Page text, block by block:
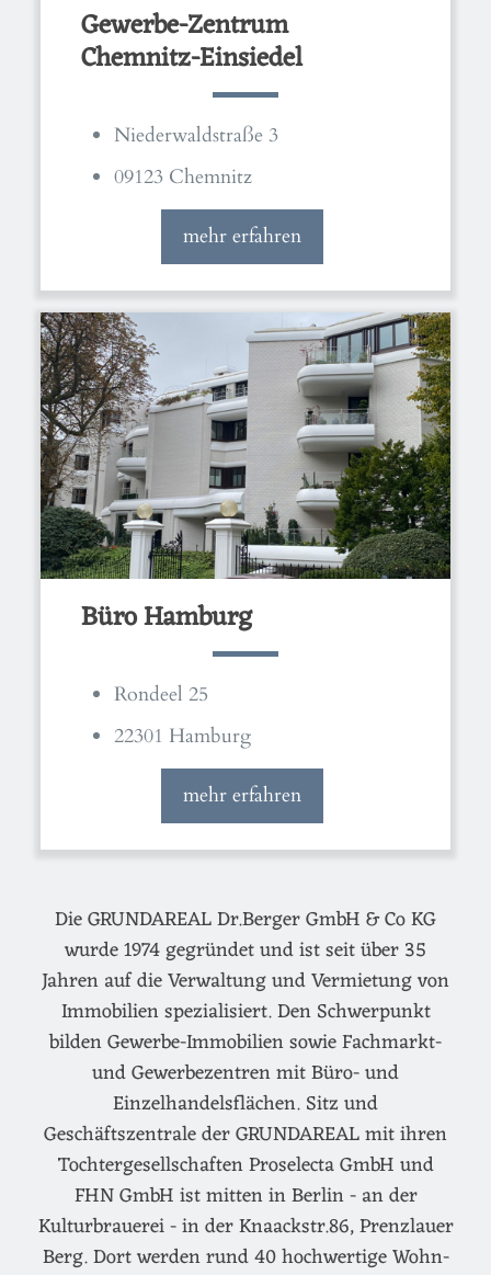
Gewerbe-Zentrum
Chemnitz-Einsiedel
Niederwaldstraße 3
09123 Chemnitz
mehr erfahren
Büro Hamburg
Rondeel 25
22301 Hamburg
mehr erfahren
Die GRUNDAREAL Dr.Berger GmbH & Co KG
wurde 1974 gegründet und ist seit über 35
Jahren auf die Verwaltung und Vermietung von
Immobilien spezialisiert. Den Schwerpunkt
bilden Gewerbe-Immobilien sowie Fachmarkt-
und Gewerbezentren mit Büro- und
Einzelhandelsflächen. Sitz und
Geschäftszentrale der GRUNDAREAL mit ihren
Tochtergesellschaften Proselecta GmbH und
FHN GmbH ist mitten in Berlin - an der
Kulturbrauerei - in der Knaackstr.86, Prenzlauer
Berg. Dort werden rund 40 hochwertige Wohn-